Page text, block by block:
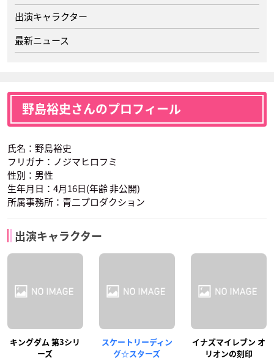
出演キャラクター
最新ニュース
野島裕史さんのプロフィール
氏名：野島裕史
フリガナ：ノジマヒロフミ
性別：男性
生年月日：4月16日(年齢 非公開)
所属事務所：青二プロダクション
出演キャラクター
キングダム 第3シリ
ーズ
スケートリーディン
グ☆スターズ
イナズマイレブン オ
リオンの刻印